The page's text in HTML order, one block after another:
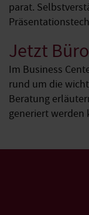
parat.
Jetzt
Im Business
rund um die
Beratung
generiert werden